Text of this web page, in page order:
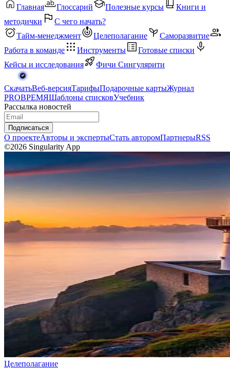
Главная Глоссарий Полезные курсы
Книги и
методички
С чего начать?
Тайм-менеджмент
Целеполагание
Саморазвитие
Работа в команде
Инструменты
Готовые списки
Кейсы и исследования
Фичи Сингулярити
СкачатьВеб-версияТарифыПодарочные картыЖурнал
PROВРЕМЯШаблоны списковУчебник
Рассылка новостей
Подписаться
О проектеАвторы и экспертыСтать авторомПартнерыRSS
©2026 Singularity App
Целеполагание